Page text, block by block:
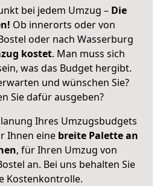
bei jedem Umzug – Die
Ob innerorts oder von
oder nach Wasserburg
kostet. Man muss sich
was das Budget hergibt.
und wünschen Sie?
Sie dafür ausgeben?
Ihres Umzugsbudgets
Ihnen eine breite Palette an
, für Ihren Umzug von
an. Bei uns behalten Sie
Kostenkontrolle.